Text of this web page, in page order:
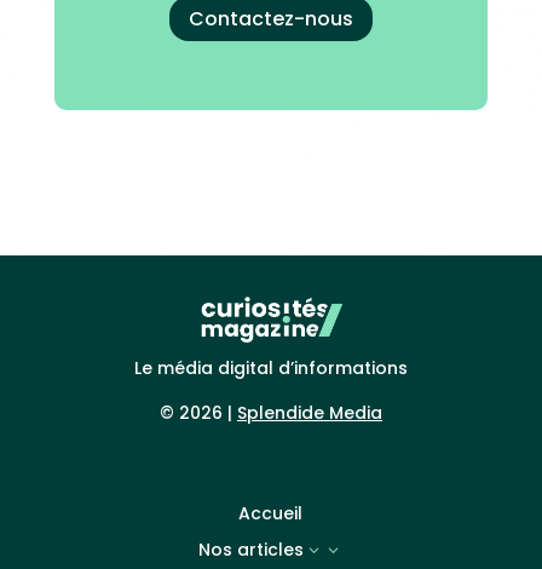
Contactez-nous
Le média digital d’informations
© 2026 | Splendide Media
Accueil
Nos articles
3